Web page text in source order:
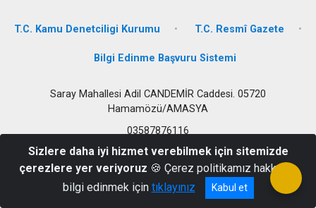
T.C. Kamu Denetciligi Kurumu T.C. Resmî Gazete
Bilgi Edinme Başvuru Sistemi
Saray Mahallesi Adil CANDEMİR Caddesi. 05720
Hamamözü/AMASYA
03587876116
Sizlere daha iyi hizmet verebilmek için sitemizde
çerezlere yer veriyoruz 🍪 Çerez politikamız hakkında
bilgi edinmek için tıklayınız Kabul et